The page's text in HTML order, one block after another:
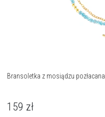
Bransoletka z mosiądzu
159 zł